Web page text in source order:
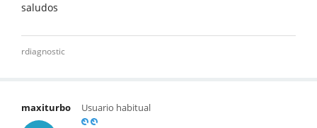
saludos
rdiagnostic
maxiturbo Usuario habitual